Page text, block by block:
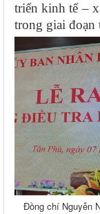
triển kinh tế –
trong giai đoạn
Đồng chí Nguyễn